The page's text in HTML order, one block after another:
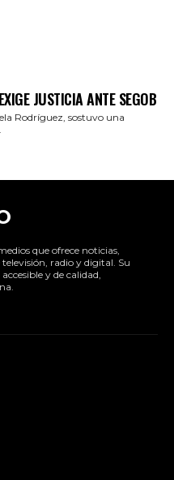
JUSTICIA ANTE SEGOB
Rodríguez, sostuvo una
que ofrece noticias,
radio y digital. Su
y de calidad,